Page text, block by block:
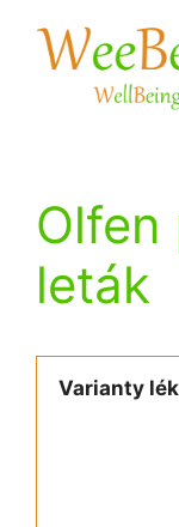
obsah
Olfen
leták
Varianty